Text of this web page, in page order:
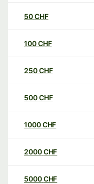
50CHF
100CHF
250CHF
500CHF
1000CHF
2000CHF
5000CHF